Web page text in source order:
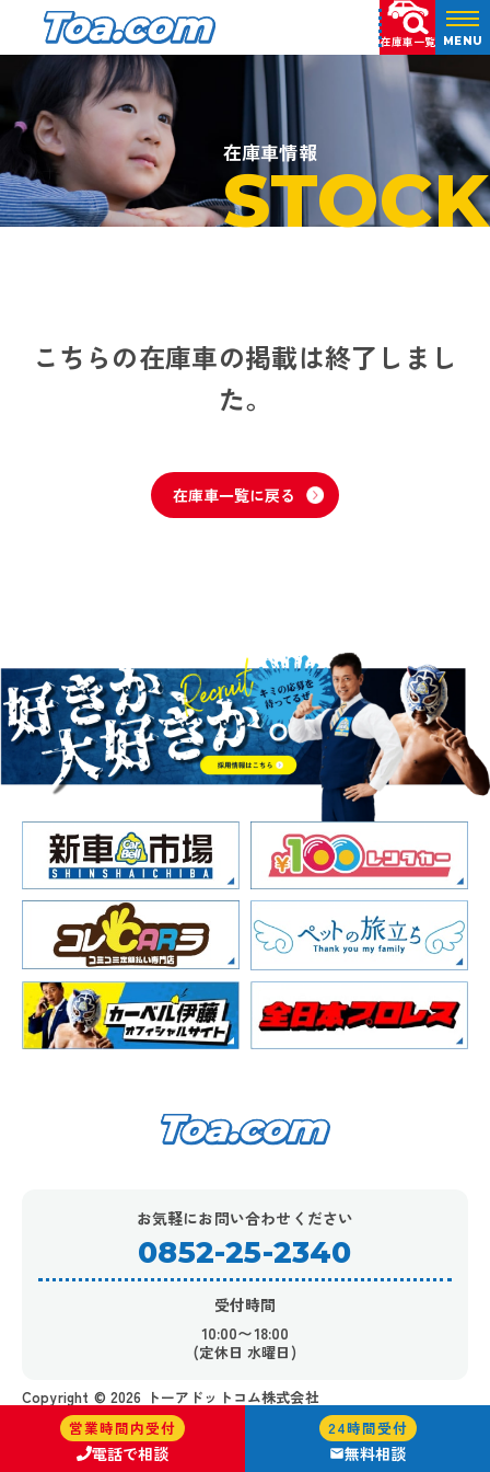
在庫車一覧 MENU
在庫車情報
STOCK
こちらの在庫車の掲載は終了しまし
た。
在庫車一覧に戻る
営業時間内受付
電話で相談
24時間受付
無料相談
お気軽にお問い合わせください
0852-25-2340
受付時間
10:00〜18:00
(定休日 水曜日)
Copyright ©︎ 2026 トーアドットコム株式会社